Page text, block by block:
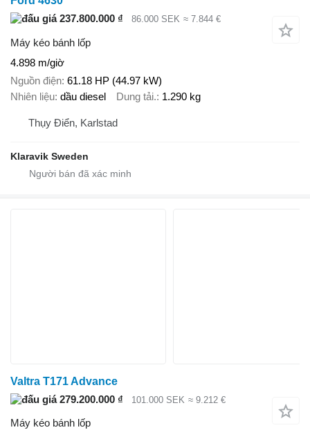
237.800.000 ₫
86.000 SEK ≈ 7.844 €
Máy kéo bánh lốp
4.898 m/giờ
Nguồn điện 61.18 HP (44.97 kW)
Nhiên liệu dầu diesel Dung tải. 1.290 kg
Thụy Điển, Karlstad
Klaravik Sweden
Valtra T171 Advance
279.200.000 ₫
101.000 SEK ≈ 9.212 €
Máy kéo bánh lốp